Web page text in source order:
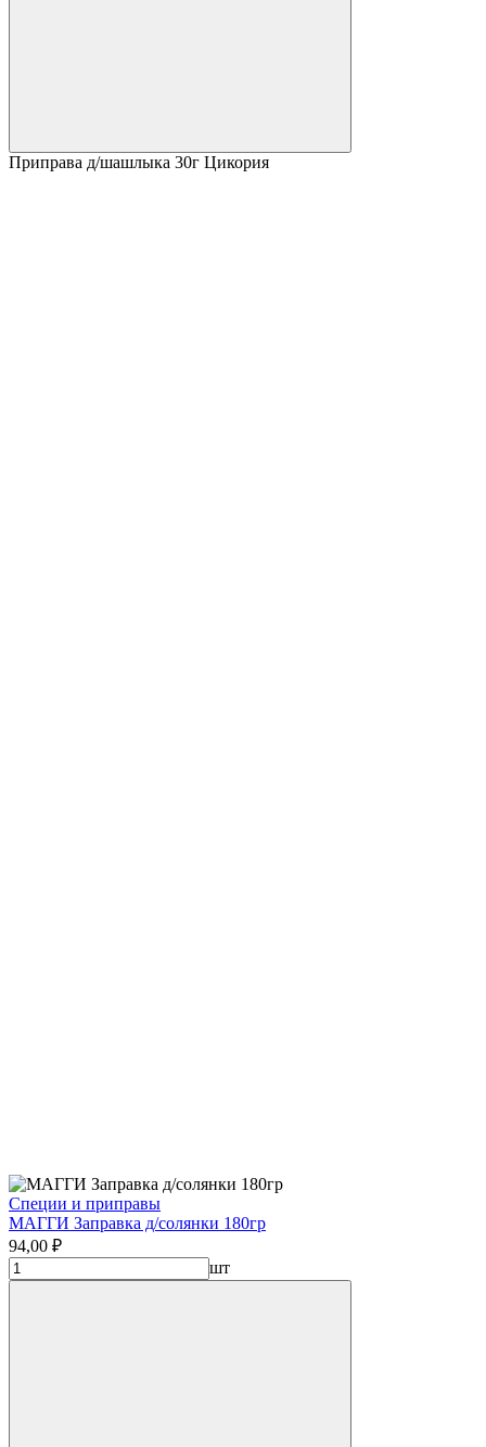
Приправа д/шашлыка 30г Цикория
Специи и приправы
МАГГИ Заправка д/солянки 180гр
94,00 ₽
шт